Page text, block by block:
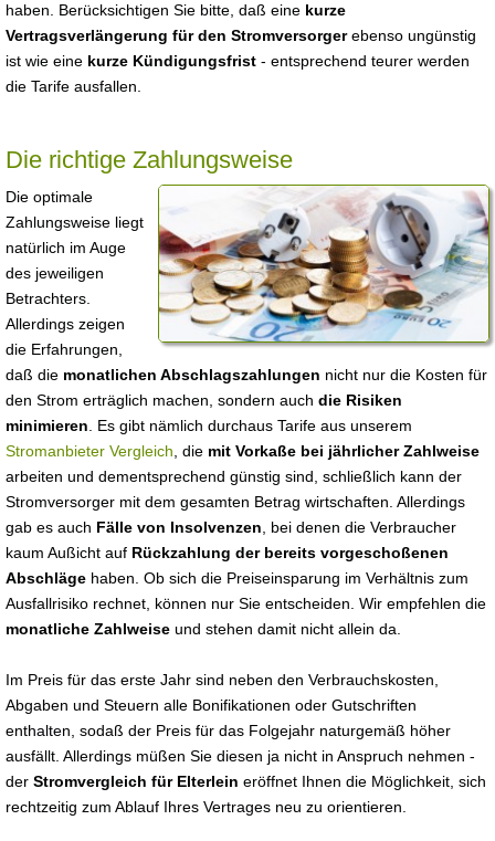
haben. Berücksichtigen Sie bitte, daß eine kurze
Vertragsverlängerung für den Stromversorgerebenso ungünstig
ist wie eine kurze Kündigungsfrist - entsprechend teurer werden
die Tarife ausfallen.
Die richtige Zahlungsweise
Die optimale
Zahlungsweise liegt
natürlich im Auge
des jeweiligen
Betrachters.
Allerdings zeigen
die Erfahrungen,
daß die monatlichen Abschlagszahlungen nicht nur die Kosten für
den Strom erträglich machen, sondern auch die Risiken
minimieren . Es gibt nämlich durchaus Tarife aus unserem
Stromanbieter Vergleich , die mit Vorkaße bei jährlicher Zahlweise
arbeiten und dementsprechend günstig sind, schließlich kann der
Stromversorger mit dem gesamten Betrag wirtschaften. Allerdings
gab es auch Fälle von Insolvenzen , bei denen die Verbraucher
kaum Außicht auf Rückzahlung der bereits vorgeschoßenen
Abschläge haben. Ob sich die Preiseinsparung im Verhältnis zum
Ausfallrisiko rechnet, können nur Sie entscheiden. Wir empfehlen die
monatliche Zahlweise und stehen damit nicht allein da.
Im Preis für das erste Jahr sind neben den Verbrauchskosten,
Abgaben und Steuern alle Bonifikationen oder Gutschriften
enthalten, sodaß der Preis für das Folgejahr naturgemäß höher
ausfällt. Allerdings müßen Sie diesen ja nicht in Anspruch nehmen -
der Stromvergleich für Elterlein eröffnet Ihnen die Möglichkeit, sich
rechtzeitig zum Ablauf Ihres Vertrages neu zu orientieren.